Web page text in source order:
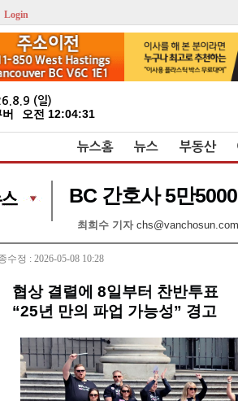
Login
(일)
오전 12:04:31
뉴스홈 뉴스 부동산
BC 간호사 5만
최희수 기자 chs@vanchosun.com
수정 : 2026-05-08 10:28
협상 결렬에 8일부터 찬반투표
“25년 만의 파업 가능성” 경고